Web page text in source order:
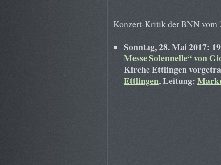
Konzert-Kritik der BNN vom
Sonntag, 28. Mai 2017:
Messe Solennelle“ von
Kirche Ettlingen
Ettlingen, Leitung: